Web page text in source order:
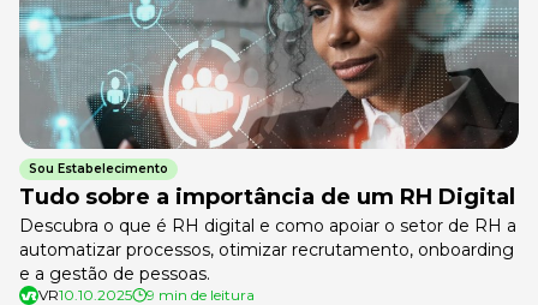
Sou Estabelecimento
Tudo sobre a importância de um RH Digital
Descubra o que é RH digital e como apoiar o setor de RH a
automatizar processos, otimizar recrutamento, onboarding
e a gestão de pessoas.
VR10.10.2025 9 min de leitura